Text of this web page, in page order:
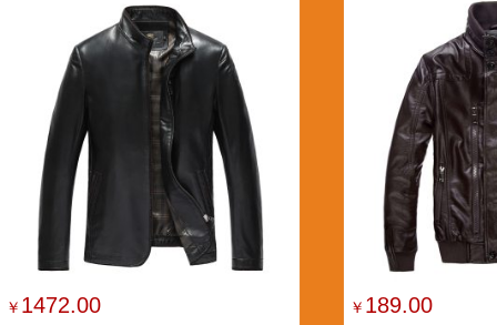
￥ 1472.00 ￥ 189.00